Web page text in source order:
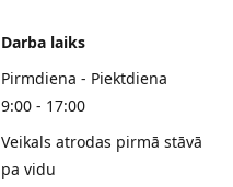
Darba laiks
Pirmdiena - Piektdiena
9:00 - 17:00
Veikals atrodas pirmā stāvā
pa vidu